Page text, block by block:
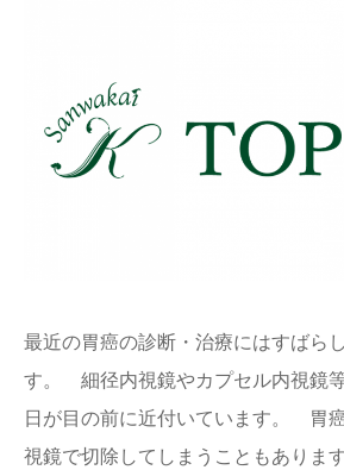
最近の胃癌の診断・治療にはすばら
す。 細径内視鏡やカプセル内視鏡
日が目の前に近付いています。 胃
視鏡で切除してしまうこともあり
TOPICS
アクセス